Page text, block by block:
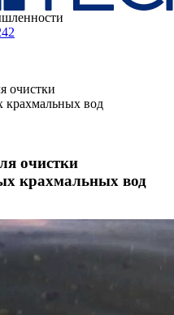
очистки
крахмальных вод
очистки
крахмальных вод